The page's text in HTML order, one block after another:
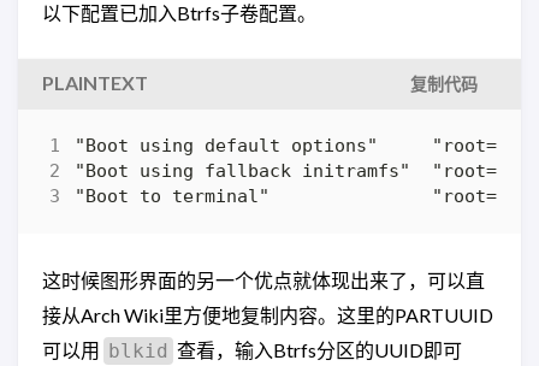
以下配置已加入Btrfs子卷配置。
PLAINTEXT 复制代码
"Boot to terminal"
这时候图形界面的另一个优点就体现出来了，可以直
接从Arch Wiki里方便地复制内容。这里的PARTUUID
可以用 blkid 查看，输入Btrfs分区的UUID即可